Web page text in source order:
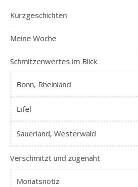
Kurzgeschichten
Meine Woche
Schmitzenwertes im Blick
Bonn, Rheinland
Eifel
Sauerland, Westerwald
Verschmitzt und zugenäht
Monatsnotiz